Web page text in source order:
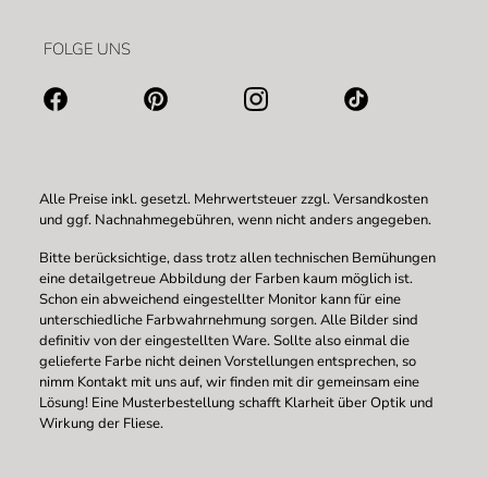
FOLGE UNS
Alle Preise inkl. gesetzl. Mehrwertsteuer zzgl.Versandkosten
und ggf. Nachnahmegebühren, wenn nicht anders angegeben.
Bitte berücksichtige, dass trotz allen technischen Bemühungen
eine detailgetreue Abbildung der Farben kaum möglich ist.
Schon ein abweichend eingestellter Monitor kann für eine
unterschiedliche Farbwahrnehmung sorgen. Alle Bilder sind
definitiv von der eingestellten Ware. Sollte also einmal die
gelieferte Farbe nicht deinen Vorstellungen entsprechen, so
nimm Kontakt mit uns auf, wir finden mit dir gemeinsam eine
Lösung! Eine Musterbestellung schafft Klarheit über Optik und
Wirkung der Fliese.